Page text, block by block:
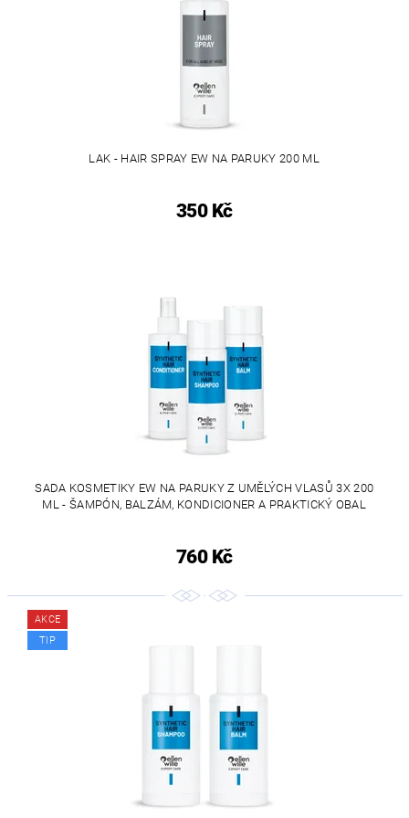
LAK - HAIR SPRAY EW NA PARUKY 200 ML
350 Kč
SADA KOSMETIKY EW NA PARUKY Z UMĚLÝCH VLASŮ 3X 200
ML - ŠAMPÓN, BALZÁM, KONDICIONER A PRAKTICKÝ OBAL
760 Kč
AKCE
TIP